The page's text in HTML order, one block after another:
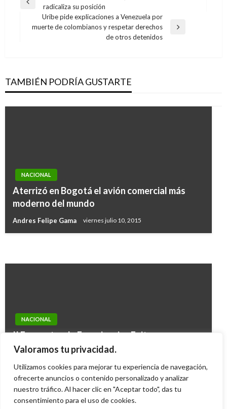
Valoramos tu privacidad.
Utilizamos cookies para mejorar tu experiencia de navegación,
ofrecerte anuncios o contenido personalizado y analizar
nuestro tráfico. Al hacer clic en "Aceptar todo", das tu
consentimiento para el uso de cookies.
entradas
Entrada
anterior
radicaliza su posición
Entrada
Uribe pide explicaciones a Venezuela por
muerte de colombianos y respetar derechos
de otros detenidos
TAMBIÉN PODRÍA GUSTARTE
NACIONAL
Aterrizó en Bogotá el avión comercial más
moderno del mundo
Andres Felipe Gama viernes julio 10, 2015
NACIONAL
Enseñanza de la historia de Colombia será
obligatoria y continuará integrada a las
NACIONAL
Éxito del proceso de paz en Colombia
fuera de su frontera: Noruega
NACIONAL
II Encuentro de Experiencias Exitosas en
DD.HH. se llevará a cabo el 24 y 25 de
Giovanni Alarcón M. martes noviembre 3, 2015